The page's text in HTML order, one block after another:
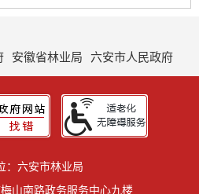
安徽省林业局 六安市人民政府
：六安市林业局
山南路政务服务中心九楼